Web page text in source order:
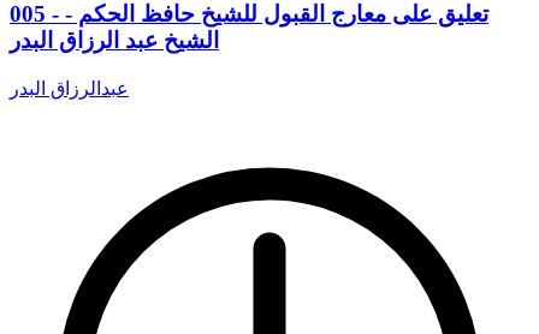
005 - تعليق على معارج القبول للشيخ حافظ الحكم -
الشيخ عبد الرزاق البدر
عبدالرزاق البدر